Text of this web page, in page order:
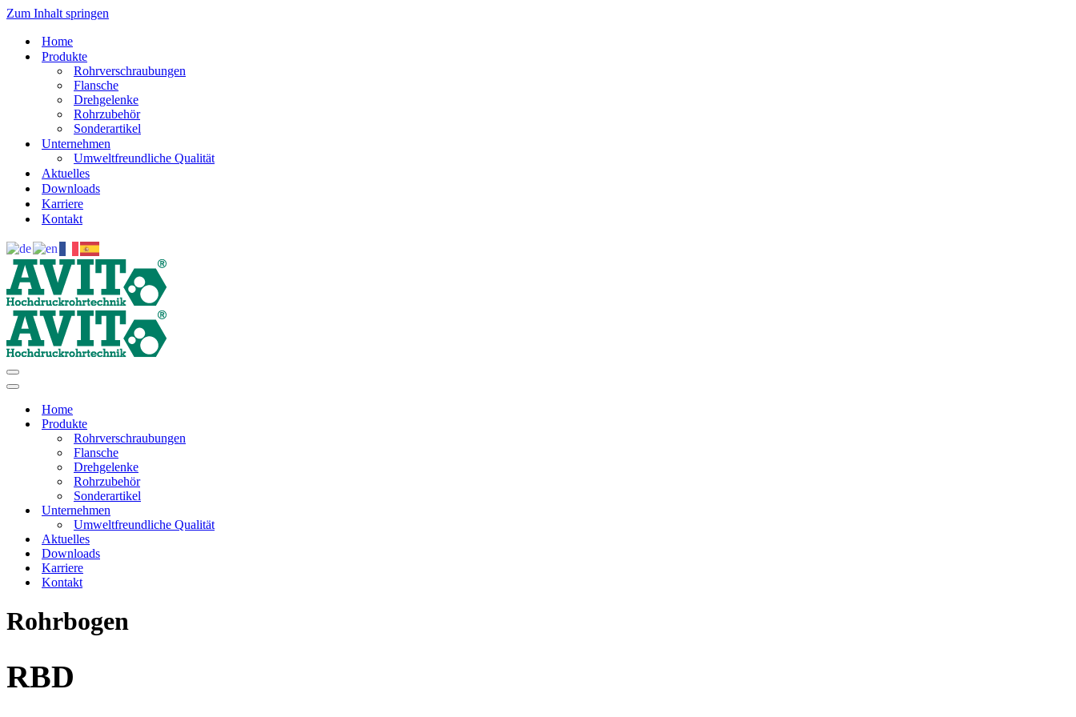
Zum Inhalt springen
Home
Produkte
Rohrverschraubungen
Flansche
Drehgelenke
Rohrzubehör
Sonderartikel
Unternehmen
Umweltfreundliche Qualität
Aktuelles
Downloads
Karriere
Kontakt
Navigations-
Menü
Navigations-
Home
Produkte
Rohrverschraubungen
Flansche
Drehgelenke
Rohrzubehör
Sonderartikel
Unternehmen
Umweltfreundliche Qualität
Aktuelles
Downloads
Karriere
Kontakt
Rohrbogen
RBD